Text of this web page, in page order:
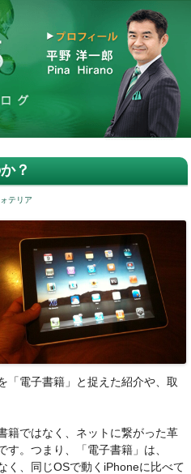
？
テリア
「電子書籍」と捉えた紹介や、取
ではなく、ネットに繋がった革
。つまり、「電子書籍」は、
く、同じOSで動くiPhoneに比べて